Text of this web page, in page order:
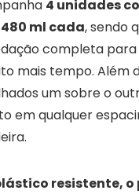
4 unidades
ml cada, sendo
completa
mais tempo. Além
um sobre o
em qualquer
resistente, o